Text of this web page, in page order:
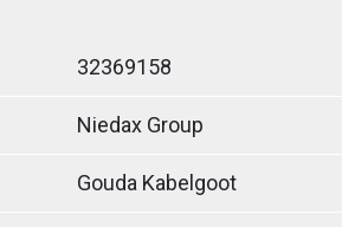
32369158
Niedax Group
Gouda Kabelgoot